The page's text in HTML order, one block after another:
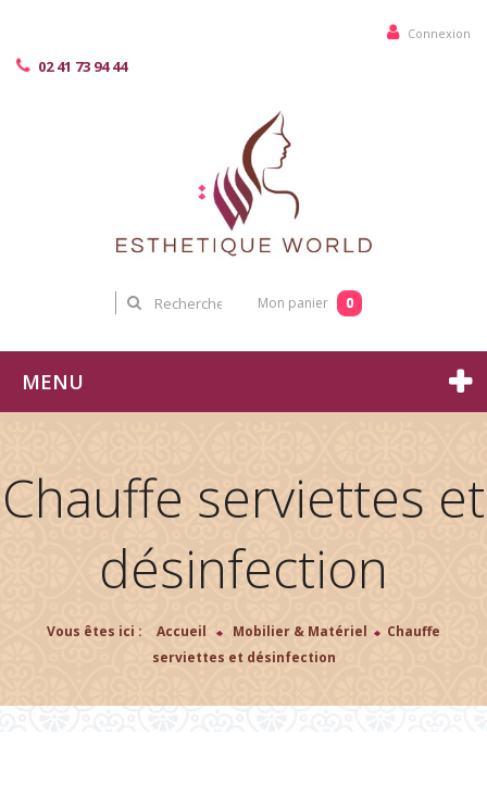
Connexion
02 41 73 94 44
Mon panier 0
MENU
Chauffe serviettes et
désinfection
Vous êtes ici : Accueil > Mobilier & Matériel > Chauffe
serviettes et désinfection